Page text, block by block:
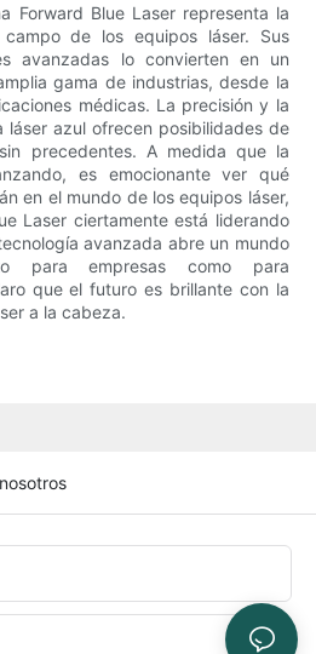
Forward Blue Laser representa la
de los equipos láser. Sus
avanzadas lo convierten en un
gama de industrias, desde la
médicas. La precisión y la
láser azul ofrecen posibilidades de
precedentes. A medida que la
es emocionante ver qué
en el mundo de los equipos láser,
Laser ciertamente está liderando
avanzada abre un mundo
para empresas como para
que el futuro es brillante con la
a la cabeza.